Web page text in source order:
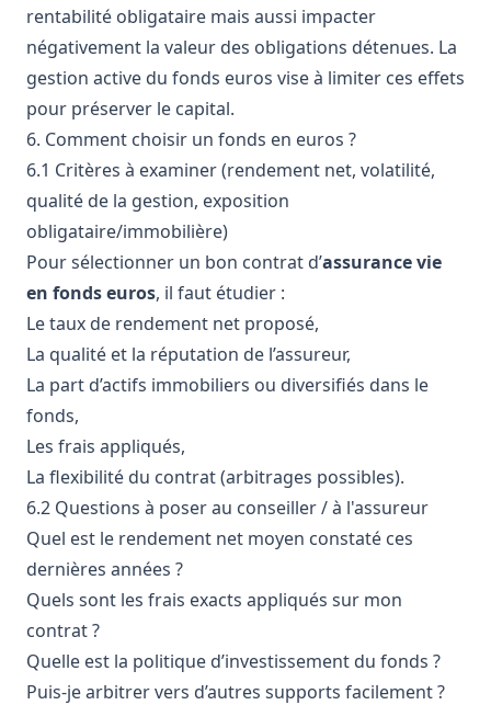
rentabilité obligataire mais aussi impacter
négativement la valeur des obligations détenues. La
gestion active du fonds euros vise à limiter ces effets
pour préserver le capital.
6. Comment choisir un fonds en euros ?
6.1 Critères à examiner (rendement net, volatilité,
qualité de la gestion, exposition
obligataire/immobilière)
Pour sélectionner un bon contrat d’assurance vie
en fonds euros, il faut étudier :
Le taux de rendement net proposé,
La qualité et la réputation de l’assureur,
La part d’actifs immobiliers ou diversifiés dans le
fonds,
Les frais appliqués,
La flexibilité du contrat (arbitrages possibles).
6.2 Questions à poser au conseiller / à l'assureur
Quel est le rendement net moyen constaté ces
dernières années ?
Quels sont les frais exacts appliqués sur mon
contrat ?
Quelle est la politique d’investissement du fonds ?
Puis-je arbitrer vers d’autres supports facilement ?